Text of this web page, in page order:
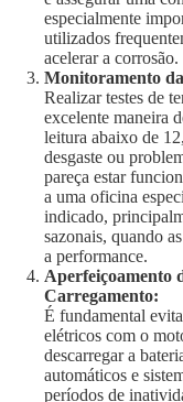
especialmente
utilizados
acelerar a corrosão.
Monitoramento da
Realizar testes de
excelente maneira
leitura abaixo de
desgaste ou
pareça estar
a uma oficina
indicado,
sazonais, quando
a performance.
Aperfeiçoamento
Carregamento:
É fundamental
elétricos com o
descarregar a
automáticos e
períodos de